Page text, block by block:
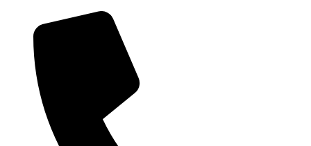
indhold